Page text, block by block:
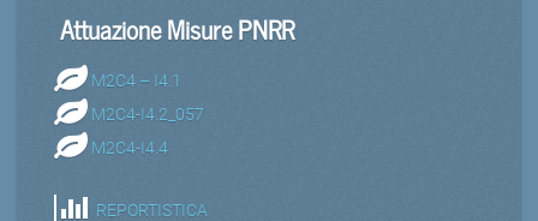
Attuazione Misure PNRR
M2C4 – I4.1
M2C4-I4.2_057
M2C4-I4.4
REPORTISTICA